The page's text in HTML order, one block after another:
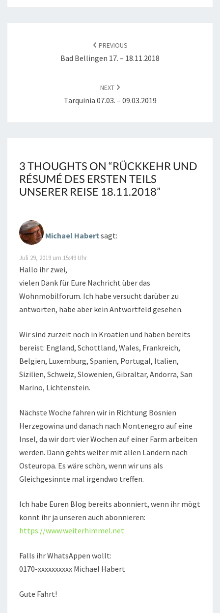
PREVIOUS
Bad Bellingen 17. – 18.11.2018
NEXT
Tarquinia 07.03. – 09.03.2019
3 THOUGHTS ON “RÜCKKEHR UND
RÉ­SU­MÉ DES ERSTEN TEILS
UNSERER REISE 18.11.2018”
Michael Habert sagt:
Juli 29, 2019 um 15:49 Uhr
Hallo ihr zwei,
vielen Dank für Eure Nachricht über das
Wohnmobilforum. Ich habe versucht darüber zu
antworten, habe aber kein Antwortfeld gesehen.
Wir sind zurzeit noch in Kroatien und haben bereits
bereist: England, Schottland, Wales, Frankreich,
Belgien, Luxemburg, Spanien, Portugal, Italien,
Sizilien, Schweiz, Slowenien, Gibraltar, Andorra, San
Marino, Lichtenstein.
Nächste Woche fahren wir in Richtung Bosnien
Herzegowina und danach nach Montenegro auf eine
Insel, da wir dort vier Wochen auf einer Farm arbeiten
werden. Dann gehts weiter mit allen Ländern nach
Osteuropa. Es wäre schön, wenn wir uns als
Gleichgesinnte mal irgendwo treffen.
Ich habe Euren Blog bereits abonniert, wenn ihr mögt
könnt ihr ja unseren auch abonnieren:
https://www.weiterhimmel.net
Falls ihr WhatsAppen wollt:
0170-xxxxxxxxxx Michael Habert
Gute Fahrt!